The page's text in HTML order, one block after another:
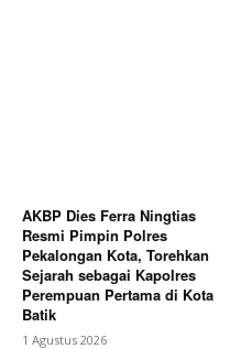
AKBP Dies Ferra Ningtias
Resmi Pimpin Polres
Pekalongan Kota, Torehkan
Sejarah sebagai Kapolres
Perempuan Pertama di Kota
Batik
1 Agustus 2026